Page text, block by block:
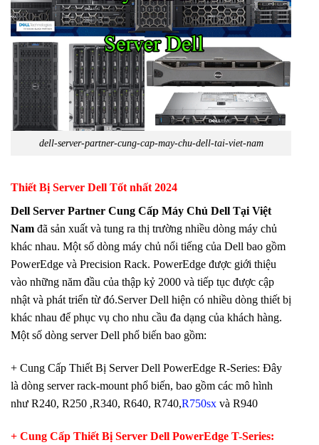
dell-server-partner-cung-cap-may-chu-dell-tai-viet-nam
Thiết Bị Server Dell Tốt nhất 2024
Dell Server Partner Cung Cấp Máy Chủ Dell Tại Việt
Nam đã sản xuất và tung ra thị trường nhiều dòng máy chủ
khác nhau. Một số dòng máy chủ nổi tiếng của Dell bao gồm
PowerEdge và Precision Rack. PowerEdge được giới thiệu
vào những năm đầu của thập kỷ 2000 và tiếp tục được cập
nhật và phát triển từ đó.Server Dell hiện có nhiều dòng thiết bị
khác nhau để phục vụ cho nhu cầu đa dạng của khách hàng.
Một số dòng server Dell phổ biến bao gồm:
+ Cung Cấp Thiết Bị Server Dell PowerEdge R-Series: Đây
là dòng server rack-mount phổ biến, bao gồm các mô hình
như R240, R250 ,R340, R640, R740,R750sx và R940
+ Cung Cấp Thiết Bị Server Dell PowerEdge T-Series: